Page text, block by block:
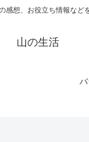
感想、お役立ち情報など
山の生活